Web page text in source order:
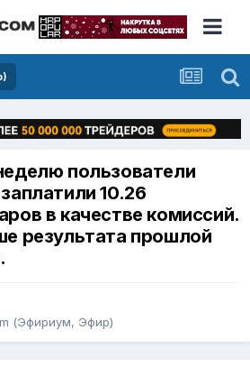
пользователи
10.26
в качестве комиссий.
результата прошлой
(Эфириум, Эфир)